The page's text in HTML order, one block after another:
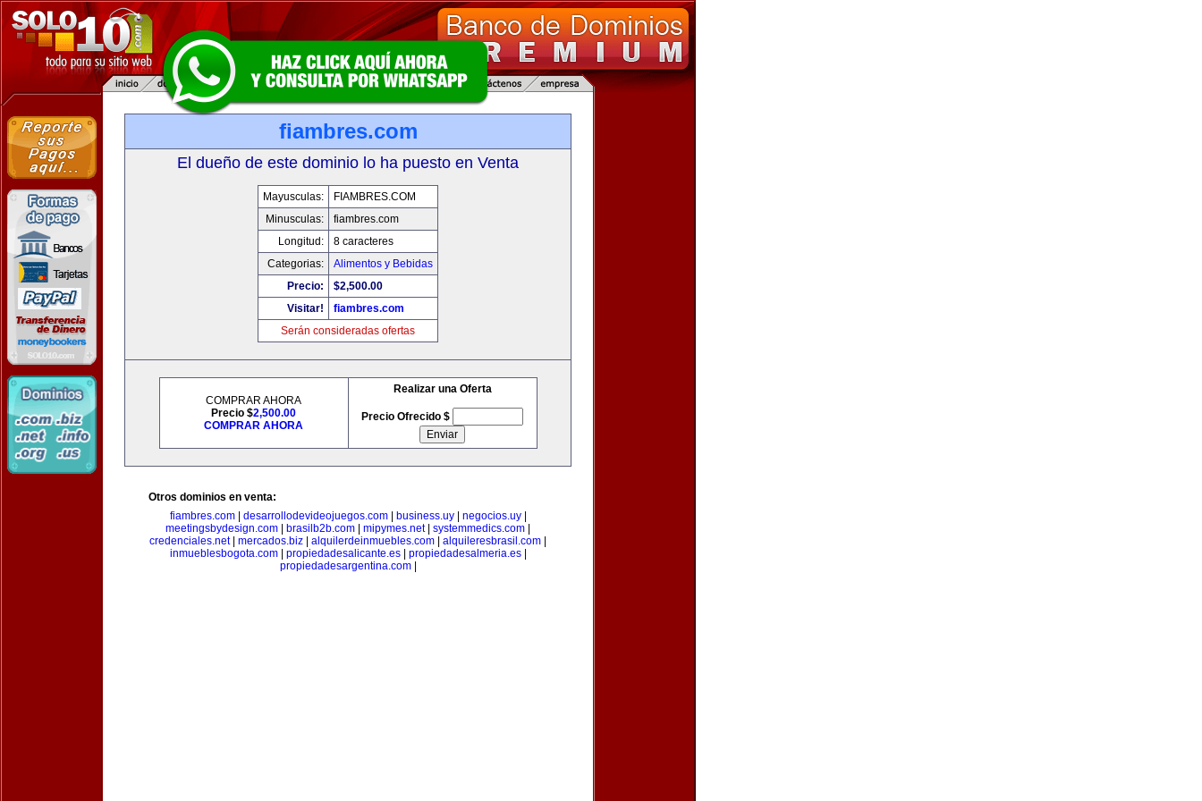
fiambres.com
El dueño de este dominio lo ha puesto en Venta
Mayusculas:
FIAMBRES.COM
Minusculas:
fiambres.com
Longitud:
8 caracteres
Categorias:
Alimentos y Bebidas
Precio:
$2,500.00
Visitar!
fiambres.com
Serán consideradas ofertas
COMPRAR AHORA
Precio $2,500.00
COMPRAR AHORA
Realizar una Oferta
Precio Ofrecido $
Otros dominios en venta:
fiambres.com| desarrollodevideojuegos.com| business.uy| negocios.uy|
meetingsbydesign.com
brasilb2b.com mipymes.net| systemmedics.com
credenciales.net| mercados.biz alquilerdeinmuebles.com alquileresbrasil.com
inmueblesbogota.com| propiedadesalicante.es| propiedadesalmeria.es|
propiedadesargentina.com|